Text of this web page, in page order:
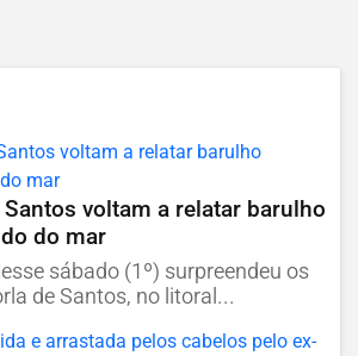
voltam a relatar barulho
do mar
sábado (1º) surpreendeu os
de Santos, no litoral...